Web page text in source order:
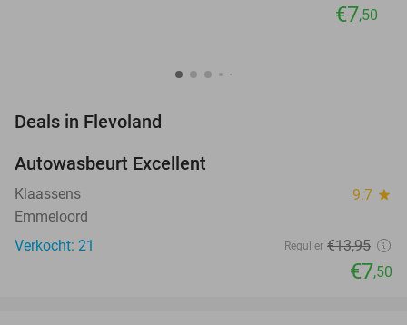
€7,50
Deals in Flevoland
TODAY
Autowasbeurt Excellent
Klaassens 9.7 star
Emmeloord
Verkocht: 21
Regulier €13,95
€7,50